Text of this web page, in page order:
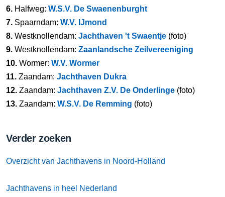
6. Halfweg: W.S.V. De Swaenenburght
7. Spaarndam: W.V. IJmond
8. Westknollendam: Jachthaven 't Swaentje (foto)
9. Westknollendam: Zaanlandsche Zeilvereeniging
10. Wormer: W.V. Wormer
11. Zaandam: Jachthaven Dukra
12. Zaandam: Jachthaven Z.V. De Onderlinge (foto)
13. Zaandam: W.S.V. De Remming (foto)
Verder zoeken
Overzicht van Jachthavens in Noord-Holland
Jachthavens in heel Nederland